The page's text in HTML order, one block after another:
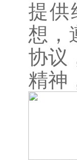
提供
想，
协议
精神